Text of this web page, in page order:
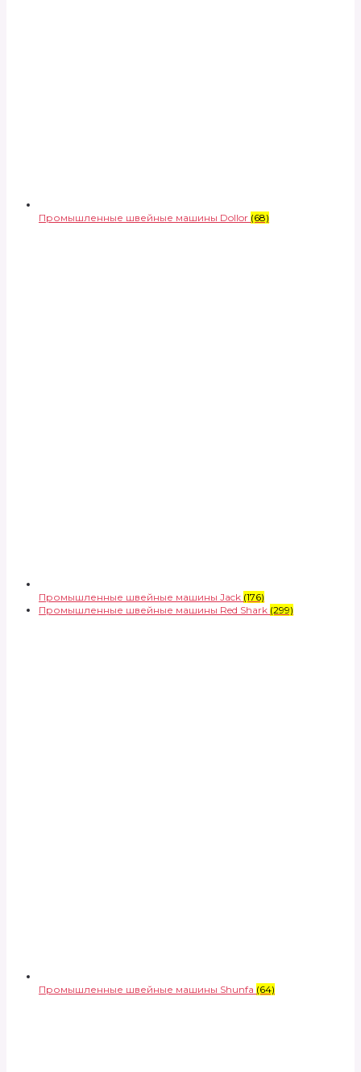
Промышленные швейные машины Dollor (68)
Промышленные швейные машины Jack (176)
Промышленные швейные машины Red Shark (299)
Промышленные швейные машины Shunfa (64)